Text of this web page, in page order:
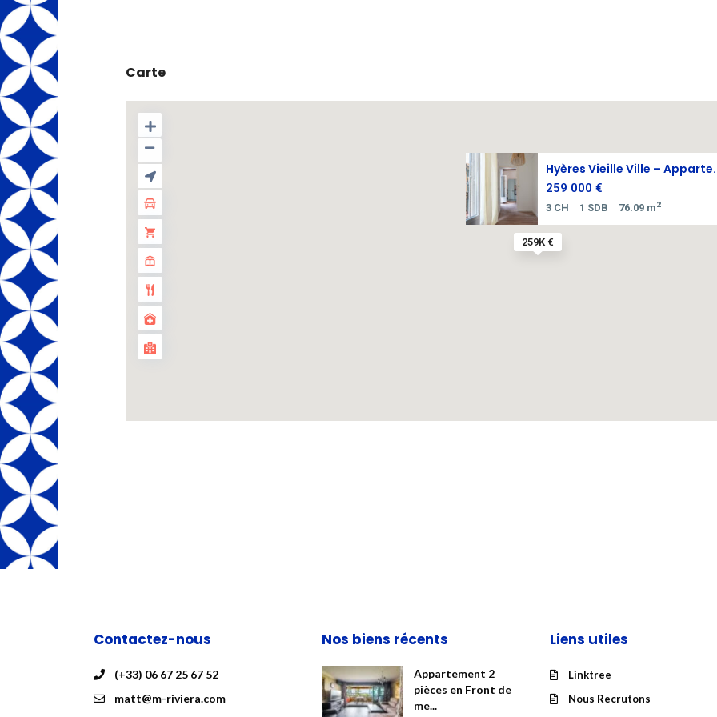
Carte
259K €
Hyères Vieille Ville –
259 000 €
3 CH 1 SDB 76.09 m2
Contactez-nous
(+33) 06 67 25 67 52
matt@m-riviera.com
Nos biens récents
Appartement 2
pièces en Front de
me...
Liens utiles
Linktree
Nous Recrutons